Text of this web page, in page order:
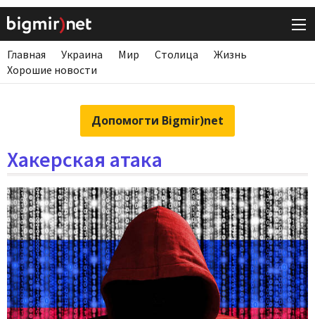
Главная Украина Мир Столица
Жизнь
Хорошие новости
Допомогти Bigmir)net
Хакерская атака